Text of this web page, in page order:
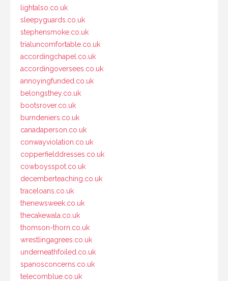
lightalso.co.uk
sleepyguards.co.uk
stephensmoke.co.uk
trialuncomfortable.co.uk
accordingchapel.co.uk
accordingoversees.co.uk
annoyingfunded.co.uk
belongsthey.co.uk
bootsrover.co.uk
burndeniers.co.uk
canadaperson.co.uk
conwayviolation.co.uk
copperfielddresses.co.uk
cowboysspot.co.uk
decemberteaching.co.uk
traceloans.co.uk
thenewsweek.co.uk
thecakewala.co.uk
thomson-thorn.co.uk
wrestlingagrees.co.uk
underneathfoiled.co.uk
spanosconcerns.co.uk
telecomblue.co.uk